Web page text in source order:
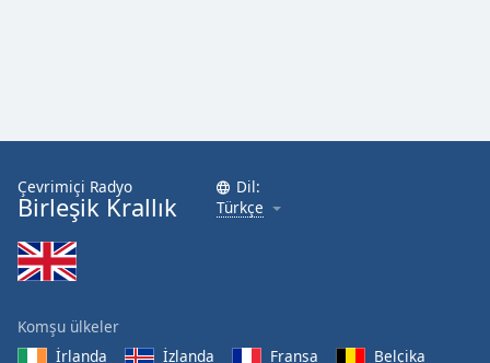
Çevrimiçi Radyo
Birleşik Krallık
Dil:
Türkçe
Komşu ülkeler
İrlanda
İzlanda Fransa
Belçika